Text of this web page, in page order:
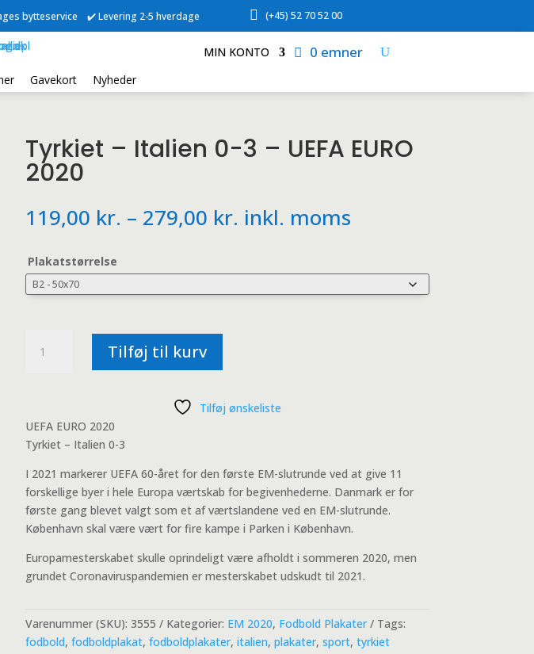
bytteservice ✔️ Levering 2-5 hverdage  (+45) 52 70 52 00
MIN KONTO 0 emner
Gavekort Nyheder
Tyrkiet – Italien 0-3 – UEFA EURO
2020
119,00 kr. – 279,00 kr. Prisinterval:
119,00 kr.
279,00 kr.
inkl. moms
Plakatstørrelse
-
UEFA
2020
antal
Tilføj til kurv
Tilføj ønskeliste
UEFA EURO 2020
Tyrkiet – Italien 0-3
I 2021 markerer UEFA 60-året for den første EM-slutrunde ved at give 11
forskellige byer i hele Europa værtskab for begivenhederne. Danmark er for
første gang blevet valgt som et af værtslandene ved en EM-slutrunde.
København skal være vært for fire kampe i Parken i København.
Europamesterskabet skulle oprindeligt være afholdt i sommeren 2020, men
grundet Coronaviruspandemien er mesterskabet udskudt til 2021.
Varenummer (SKU): 3555 Kategorier: EM 2020, Fodbold Plakater
Tags:
fodbold, fodboldplakat, fodboldplakater, italien, plakater, sport, tyrkiet